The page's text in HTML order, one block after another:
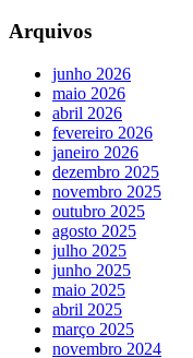
Arquivos
junho 2026
maio 2026
abril 2026
fevereiro 2026
janeiro 2026
dezembro 2025
novembro 2025
outubro 2025
agosto 2025
julho 2025
junho 2025
maio 2025
abril 2025
março 2025
novembro 2024